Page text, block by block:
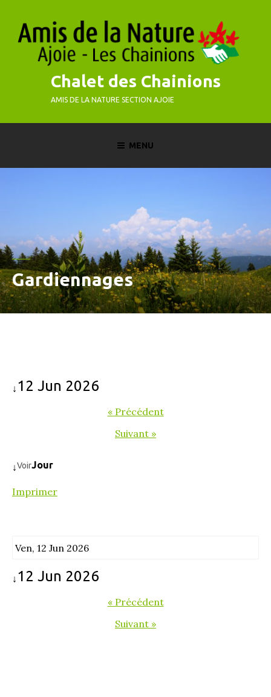
content
Chalet des Chainions
AMIS DE LA NATURE SECTION AJOIE
MENU
Gardiennages
↓ 12 Jun 2026
« Précédent
Suivant »
↓VoirJour
Imprimer
Ven, 12 Jun 2026
↓ 12 Jun 2026
« Précédent
Suivant »